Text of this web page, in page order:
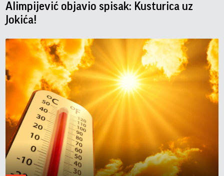
Alimpijević objavio spisak: Kusturica uz
Jokića!